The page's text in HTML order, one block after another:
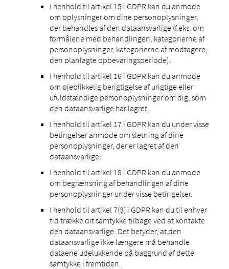
I henhold til artikel 15 i GDPR kan du anmode
om oplysninger om dine personoplysninger,
der behandles af den dataansvarlige (f.eks. om
formålene med behandlingen, kategorierne af
personoplysninger, kategorierne af modtagere,
den planlagte opbevaringsperiode).
I henhold til artikel 16 i GDPR kan du anmode
om øjeblikkelig berigtigelse af urigtige eller
ufuldstændige personoplysninger om dig, som
den dataansvarlige har lagret.
I henhold til artikel 17 i GDPR kan du under visse
betingelser anmode om sletning af dine
personoplysninger, der er lagret af den
dataansvarlige.
I henhold til artikel 18 i GDPR kan du anmode
om begrænsning af behandlingen af ​​dine
personoplysninger under visse betingelser.
I henhold til artikel 7(3) i GDPR kan du til enhver
tid trække dit samtykke tilbage ved at kontakte
den dataansvarlige. Det betyder, at den
dataansvarlige ikke længere må behandle
dataene udelukkende på baggrund af dette
samtykke i fremtiden.